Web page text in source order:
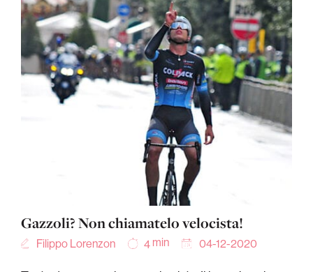
Gazzoli? Non chiamatelo velocista!
Filippo Lorenzon 4 min 04-12-2020